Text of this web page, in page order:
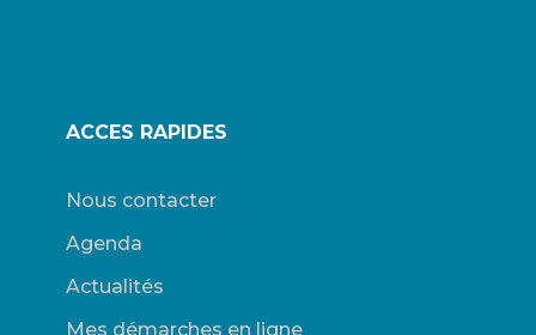
ACCES RAPIDES
Nous contacter
Agenda
Actualités
Mes démarches en ligne